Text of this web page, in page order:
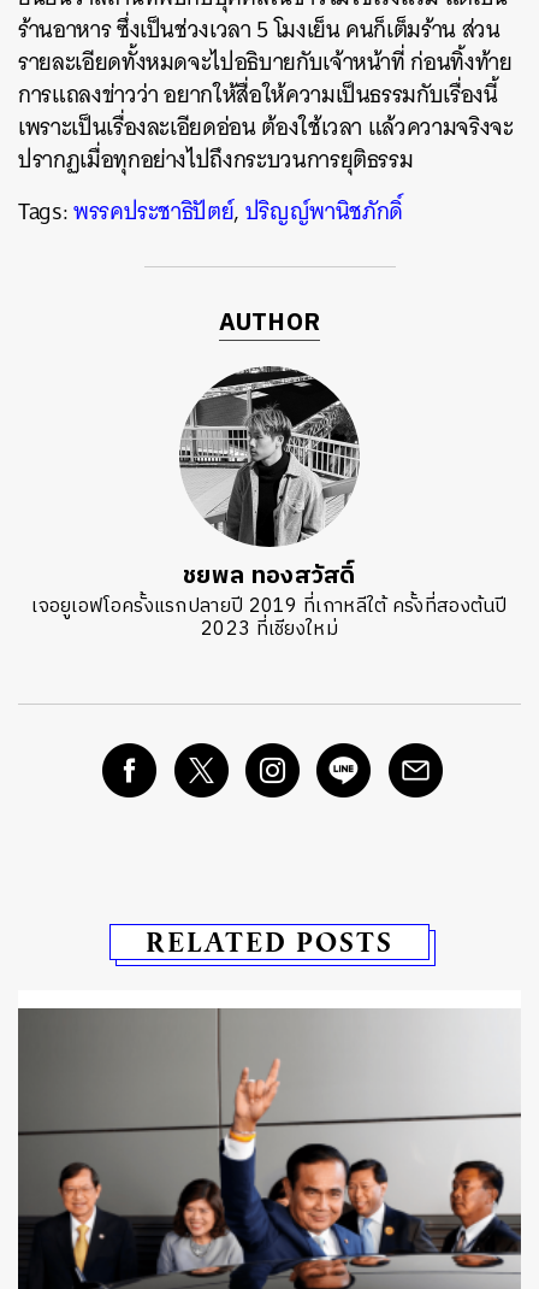
ร้านอาหาร ซึ่งเป็นช่วงเวลา 5 โมงเย็น คนก็เต็มร้าน ส่วน
รายละเอียดทั้งหมดจะไปอธิบายกับเจ้าหน้าที่ ก่อนทิ้งท้าย
การแถลงข่าวว่า อยากให้สื่อให้ความเป็นธรรมกับเรื่องนี้
เพราะเป็นเรื่องละเอียดอ่อน ต้องใช้เวลา แล้วความจริงจะ
ปรากฏเมื่อทุกอย่างไปถึงกระบวนการยุติธรรม
Tags:พรรคประชาธิปัตย์,ปริญญ์พานิชภักดิ์
AUTHOR
ชยพล ทองสวัสดิ์
เจอยูเอฟโอครั้งแรกปลายปี 2019 ที่เกาหลีใต้ ครั้งที่สองต้นปี
2023 ที่เชียงใหม่
RELATED POSTS